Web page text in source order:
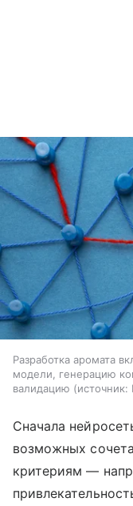
Разработка аромата
модели, генерацию
валидацию
источник:
Сначала
возможных
критериям —